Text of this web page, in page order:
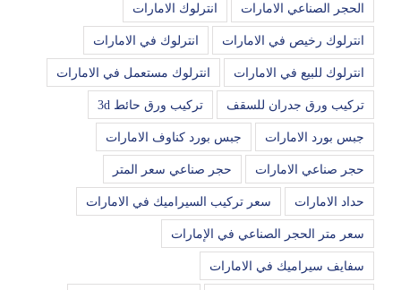
الحجر الصناعي الامارات انترلوك الامارات
انترلوك رخيص في الامارات انترلوك في الامارات
انترلوك للبيع في الامارات انترلوك مستعمل في الامارات
تركيب ورق جدران للسقف تركيب ورق حائط 3d
جبس بورد الامارات جبس بورد كناوف الامارات
حجر صناعي الامارات حجر صناعي سعر المتر
حداد الامارات سعر تركيب السيراميك في الامارات
سعر متر الحجر الصناعي في الإمارات
سفايف سيراميك في الامارات